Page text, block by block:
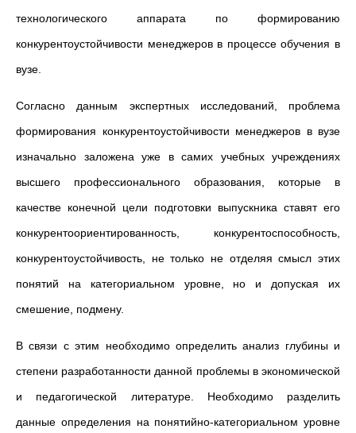
технологического аппарата по формированию
конкурентоустойчивости менеджеров в процессе обучения в
вузе.
Согласно данным экспертных исследований, проблема
формирования конкурентоустойчивости менеджеров в вузе
изначально заложена уже в самих учебных учреждениях
высшего профессионального образования, которые в
качестве конечной цели подготовки выпускника ставят его
конкурентоориентированность, конкурентоспособность,
конкурентоустойчивость, не только не отделяя смысл этих
понятий на категориальном уровне, но и допуская их
смешение, подмену.
В связи с этим необходимо определить анализ глубины и
степени разработанности данной проблемы в экономической
и педагогической литературе. Необходимо разделить
данные определения на понятийно-категориальном уровне